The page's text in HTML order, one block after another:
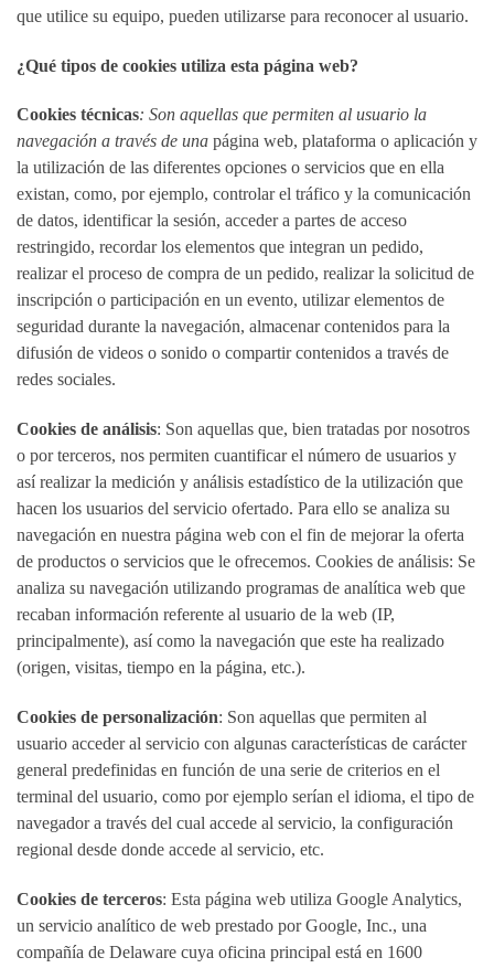
que utilice su equipo, pueden utilizarse para reconocer al usuario.
¿Qué tipos de cookies utiliza esta página web?
Cookies técnicas: Son aquellas que permiten al usuario la
navegación a través de una página web, plataforma o aplicación y
la utilización de las diferentes opciones o servicios que en ella
existan, como, por ejemplo, controlar el tráfico y la comunicación
de datos, identificar la sesión, acceder a partes de acceso
restringido, recordar los elementos que integran un pedido,
realizar el proceso de compra de un pedido, realizar la solicitud de
inscripción o participación en un evento, utilizar elementos de
seguridad durante la navegación, almacenar contenidos para la
difusión de videos o sonido o compartir contenidos a través de
redes sociales.
Cookies de análisis: Son aquellas que, bien tratadas por nosotros
o por terceros, nos permiten cuantificar el número de usuarios y
así realizar la medición y análisis estadístico de la utilización que
hacen los usuarios del servicio ofertado. Para ello se analiza su
navegación en nuestra página web con el fin de mejorar la oferta
de productos o servicios que le ofrecemos. Cookies de análisis: Se
analiza su navegación utilizando programas de analítica web que
recaban información referente al usuario de la web (IP,
principalmente), así como la navegación que este ha realizado
(origen, visitas, tiempo en la página, etc.).
Cookies de personalización: Son aquellas que permiten al
usuario acceder al servicio con algunas características de carácter
general predefinidas en función de una serie de criterios en el
terminal del usuario, como por ejemplo serían el idioma, el tipo de
navegador a través del cual accede al servicio, la configuración
regional desde donde accede al servicio, etc.
Cookies de terceros: Esta página web utiliza Google Analytics,
un servicio analítico de web prestado por Google, Inc., una
compañía de Delaware cuya oficina principal está en 1600